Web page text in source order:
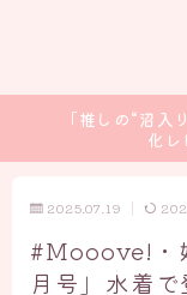
「推しの“沼
化レ
2025.07.19
#Mooove!・
月号」水着で